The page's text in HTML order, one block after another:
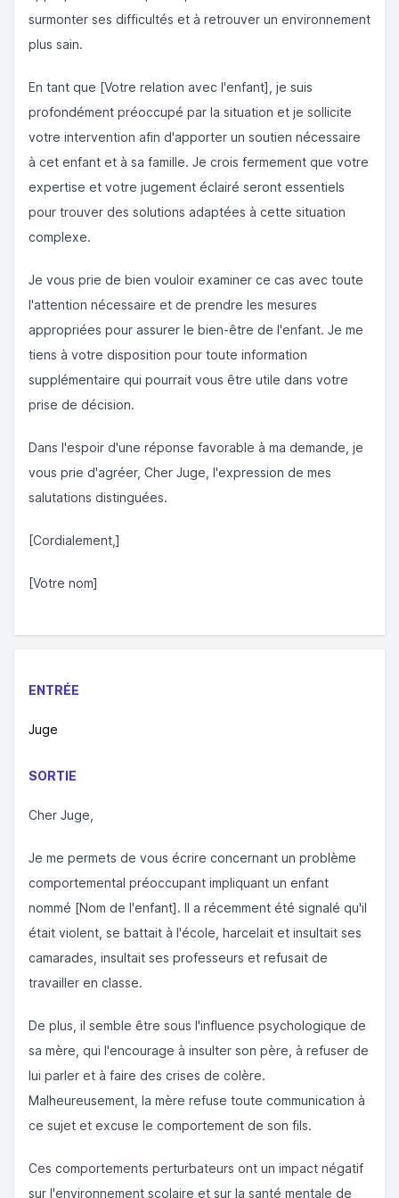
surmonter ses difficultés et à retrouver un environnement
plus sain.
En tant que [Votre relation avec l'enfant], je suis
profondément préoccupé par la situation et je sollicite
votre intervention afin d'apporter un soutien nécessaire
à cet enfant et à sa famille. Je crois fermement que votre
expertise et votre jugement éclairé seront essentiels
pour trouver des solutions adaptées à cette situation
complexe.
Je vous prie de bien vouloir examiner ce cas avec toute
l'attention nécessaire et de prendre les mesures
appropriées pour assurer le bien-être de l'enfant. Je me
tiens à votre disposition pour toute information
supplémentaire qui pourrait vous être utile dans votre
prise de décision.
Dans l'espoir d'une réponse favorable à ma demande, je
vous prie d'agréer, Cher Juge, l'expression de mes
salutations distinguées.
[Cordialement,]
[Votre nom]
ENTRÉE
Juge
SORTIE
Cher Juge,
Je me permets de vous écrire concernant un problème
comportemental préoccupant impliquant un enfant
nommé [Nom de l'enfant]. Il a récemment été signalé qu'il
était violent, se battait à l'école, harcelait et insultait ses
camarades, insultait ses professeurs et refusait de
travailler en classe.
De plus, il semble être sous l'influence psychologique de
sa mère, qui l'encourage à insulter son père, à refuser de
lui parler et à faire des crises de colère.
Malheureusement, la mère refuse toute communication à
ce sujet et excuse le comportement de son fils.
Ces comportements perturbateurs ont un impact négatif
sur l'environnement scolaire et sur la santé mentale de